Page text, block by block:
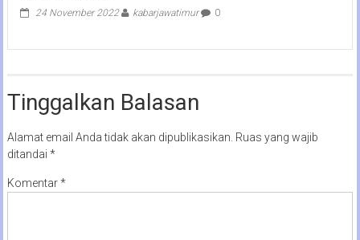
24 November 2022 kabarjawatimur 0
Tinggalkan Balasan
Alamat email Anda tidak akan dipublikasikan. Ruas yang wajib
ditandai *
Komentar*